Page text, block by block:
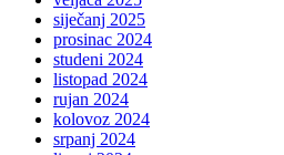
siječanj 2025
prosinac 2024
studeni 2024
listopad 2024
rujan 2024
kolovoz 2024
srpanj 2024